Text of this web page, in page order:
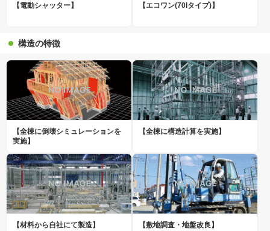
【電動シャッター】 【エコワン(70lタイプ)】
構造の特徴
【全棟に倒壊シミュレーションを
実施】
【全棟に構造計算を実施】
【材料から自社にて製造】 【敷地調査・地盤改良】